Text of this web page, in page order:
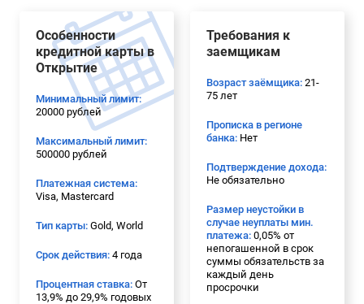
Особенности
кредитной карты в
Открытие
Минимальный лимит:
20000 рублей
Максимальный лимит:
500000 рублей
Платежная система:
Visa, Mastercard
Тип карты: Gold, World
Срок действия: 4 года
Процентная ставка: От
13,9% до 29,9% годовых
Требования к
заемщикам
Возраст заёмщика: 21-
75 лет
Прописка в регионе
банка: Нет
Подтверждение дохода:
Не обязательно
Размер неустойки в
случае неуплаты мин.
платежа: 0,05% от
непогашенной в срок
суммы обязательств за
каждый день
просрочки